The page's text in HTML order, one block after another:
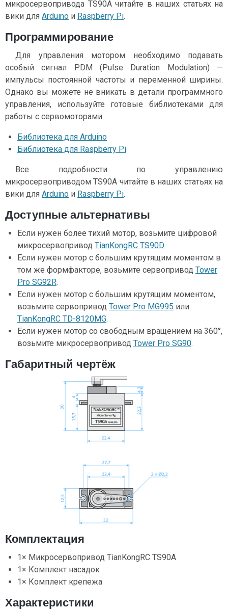
микросервопривода TS90A читайте в наших статьях на
вики для Arduino и Raspberry Pi.
Программирование
Для управления мотором необходимо подавать
особый сигнал PDM (Pulse Duration Modulation) —
импульсы постоянной частоты и переменной ширины.
Однако вы можете не вникать в детали программного
управления, используйте готовые библиотеками для
работы с сервомоторами:
Библиотека для Arduino
Библиотека для Raspberry Pi
Все подробности по управлению
микросервоприводом TS90A читайте в наших статьях на
вики для Arduino и Raspberry Pi.
Доступные альтернативы
Если нужен более тихий мотор, возьмите цифровой
микросервопривод TianKongRC TS90D
Если нужен мотор с большим крутящим моментом в
том же формфакторе, возьмите сервопривод Tower
Pro SG92R.
Если нужен мотор с большим крутящим моментом,
возьмите сервопривод Tower Pro MG995 или
TianKongRC TD-8120MG.
Если нужен мотор со свободным вращением на 360°,
возьмите микросервопривод Tower Pro SG90.
Габаритный чертёж
Комплектация
1× Микросервопривод TianKongRC TS90A
1× Комплект насадок
1× Комплект крепежа
Характеристики